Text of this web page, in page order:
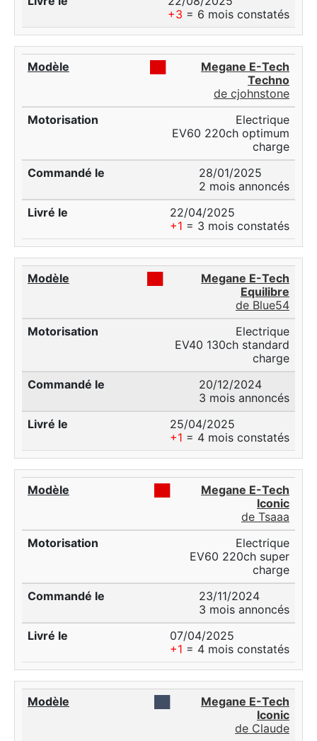
+3 = 6 mois constatés
Megane E-Tech
Techno
de cjohnstone
Electrique
EV60 220ch optimum
charge
28/01/2025
2 mois annoncés
22/04/2025
+1 = 3 mois constatés
Megane E-Tech
Equilibre
de Blue54
Electrique
EV40 130ch standard
charge
20/12/2024
3 mois annoncés
25/04/2025
+1 = 4 mois constatés
Megane E-Tech
Iconic
de Tsaaa
Electrique
EV60 220ch super
charge
23/11/2024
3 mois annoncés
07/04/2025
+1 = 4 mois constatés
Megane E-Tech
Iconic
de Claude